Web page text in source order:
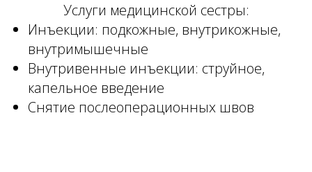
Услуги медицинской сестры:
Инъекции: подкожные, внутрикожные,
внутримышечные
Внутривенные инъекции: струйное,
капельное введение
Снятие послеоперационных швов